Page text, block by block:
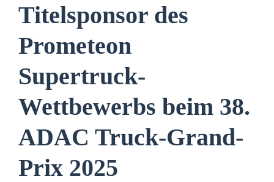
Titelsponsor des
Prometeon
Supertruck-
Wettbewerbs beim 38.
ADAC Truck-Grand-
Prix 2025